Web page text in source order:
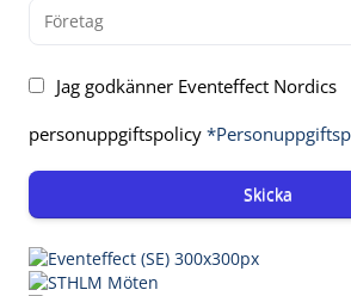
Jag godkänner Eventeffect Nordics
personuppgiftspolicy
Skicka